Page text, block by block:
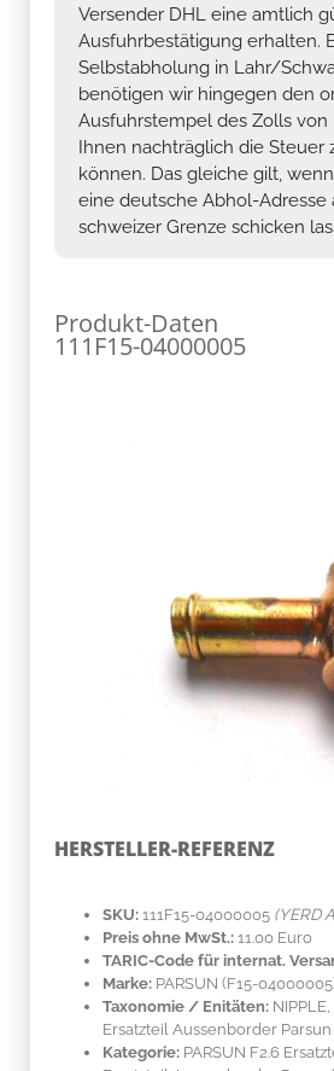
Versender DHL eine amtlich
Ausfuhrbestätigung erhalten.
Selbstabholung in Lahr/
benötigen wir hingegen den
Ausfuhrstempel des Zolls von
Ihnen nachträglich die Steuer
können. Das gleiche gilt,
eine deutsche Abhol-Adresse
schweizer Grenze schicken
Produkt-Daten
111F15-04000005
HERSTELLER-REFERENZ
SKU: 111F15-04000005 (YERD
Preis ohne MwSt.: 11.00 Euro
TARIC-Code für internat.
Marke: PARSUN (F15-
Taxonomie / Enitäten:
Ersatzteil Aussenborder Parsun
Kategorie: PARSUN F2.6